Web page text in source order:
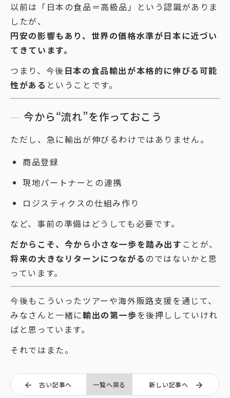
以前は「日本の食品＝高級品」という認識がありま
したが、
円安の影響もあり、世界の価格水準が日本に近づい
てきています。
つまり、今後日本の食品輸出が本格的に伸びる可能
性がある ということです。
今から“流れ”を作っておこう
ただし、急に輸出が伸びるわけではありません。
商品登録
現地パートナーとの連携
ロジスティクスの仕組み作り
など、事前の準備はどうしても必要です。
だからこそ、今から小さな一歩を踏み出す ことが、
将来の大きなリターンにつながるのではないかと思
っています。
今後もこういったツアーや海外販路支援を通じて、
みなさんと一緒に輸出の第一歩を後押ししていけれ
ばと思っています。
それではまた。
古い記事へ 一覧へ戻る 新しい記事へ